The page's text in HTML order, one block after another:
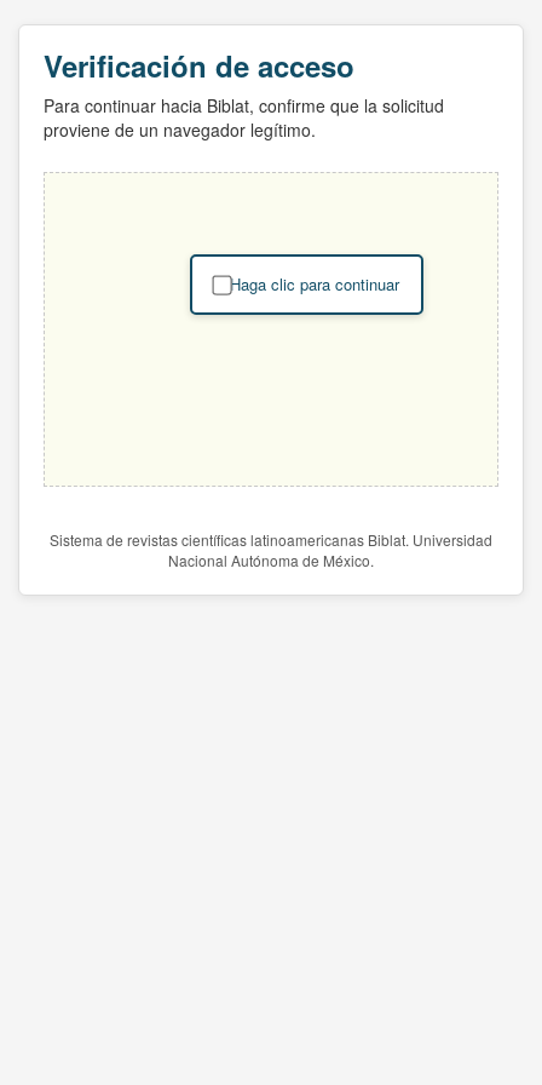
Verificación de acceso
Para continuar hacia Biblat, confirme que la solicitud
proviene de un navegador legítimo.
Haga clic para continuar
Sistema de revistas científicas latinoamericanas Biblat. Universidad
Nacional Autónoma de México.